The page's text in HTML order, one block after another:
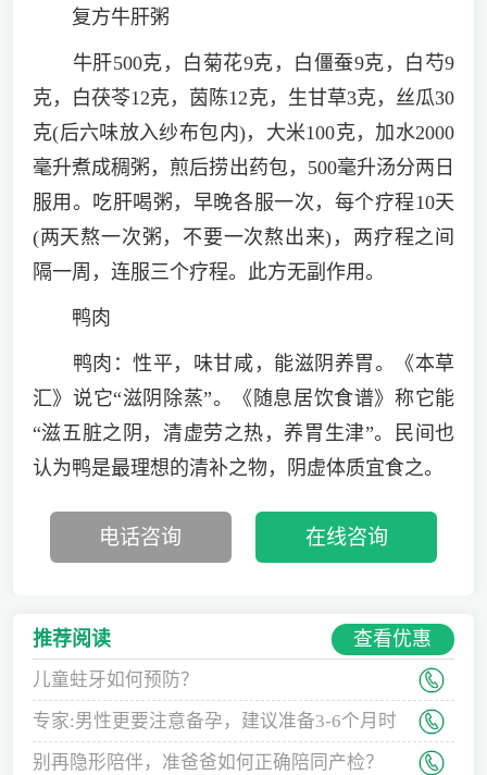
复方牛肝粥
牛肝500克，白菊花9克，白僵蚕9克，白芍9
克，白茯苓12克，茵陈12克，生甘草3克，丝瓜30
克(后六味放入纱布包内)，大米100克，加水2000
毫升煮成稠粥，煎后捞出药包，500毫升汤分两日
服用。吃肝喝粥，早晚各服一次，每个疗程10天
(两天熬一次粥，不要一次熬出来)，两疗程之间
隔一周，连服三个疗程。此方无副作用。
鸭肉
鸭肉：性平，味甘咸，能滋阴养胃。《本草
汇》说它“滋阴除蒸”。《随息居饮食谱》称它能
“滋五脏之阴，清虚劳之热，养胃生津”。民间也
认为鸭是最理想的清补之物，阴虚体质宜食之。
电话咨询 在线咨询
推荐阅读 查看优惠
儿童蛀牙如何预防？
专家:男性更要注意备孕，建议准备3-6个月时
间
别再隐形陪伴，准爸爸如何正确陪同产检？